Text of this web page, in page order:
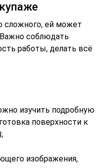
сложного, ей может
соблюдать
работы, делать всё
изучить подробную
поверхности к
изображения,